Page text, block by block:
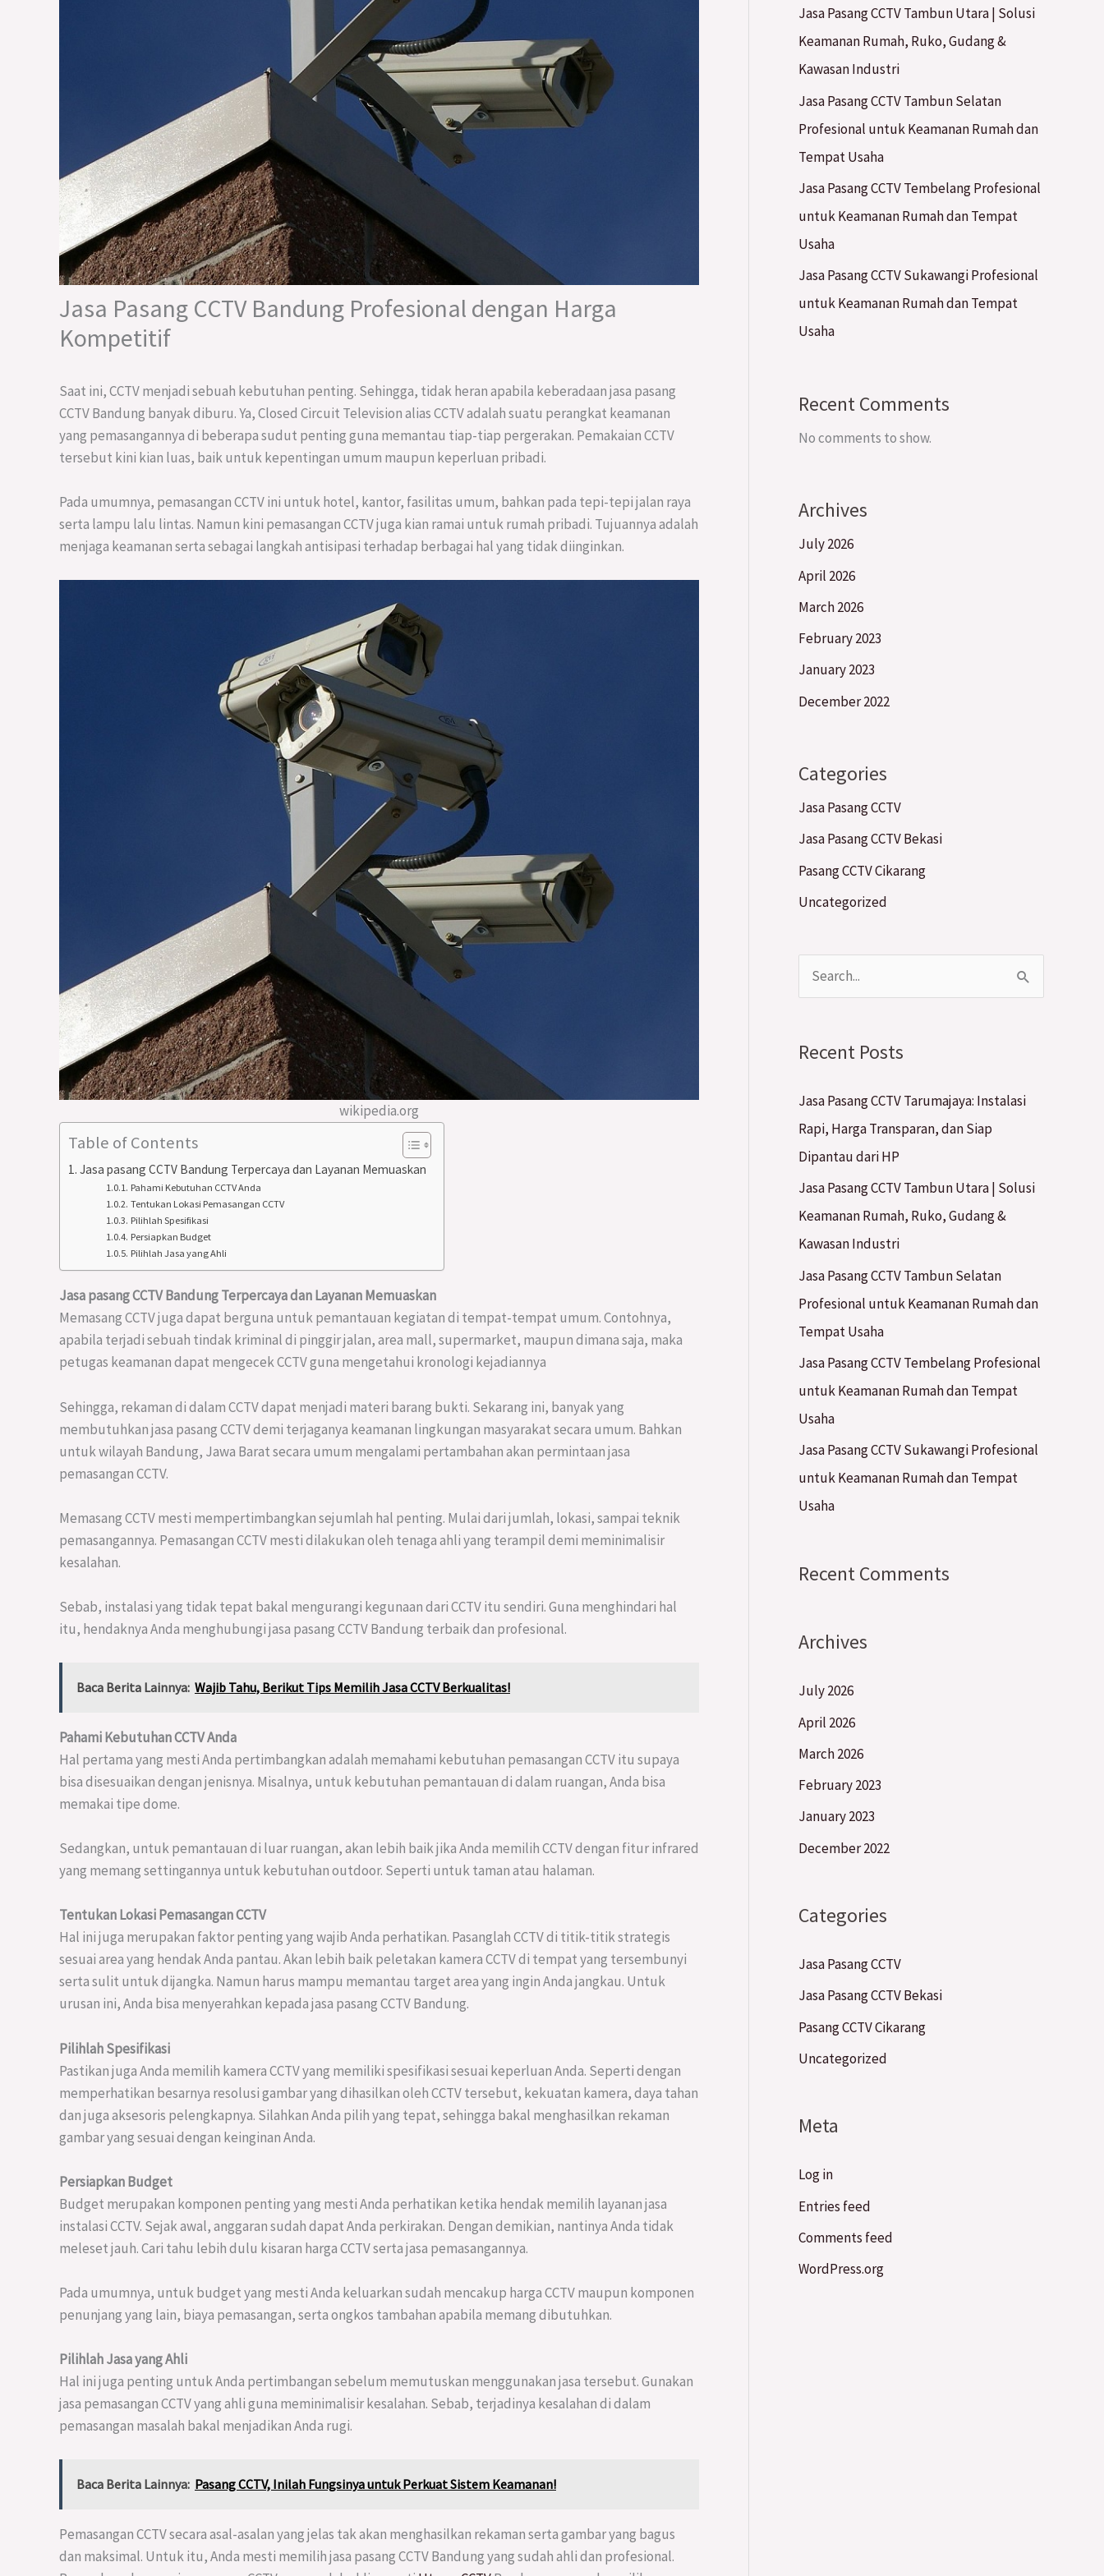
Jasa Pasang CCTV Bandung Profesional dengan Harga
Kompetitif
Saat ini, CCTV menjadi sebuah kebutuhan penting. Sehingga, tidak heran apabila keberadaan jasa pasang
CCTV Bandung banyak diburu. Ya, Closed Circuit Television alias CCTV adalah suatu perangkat keamanan
yang pemasangannya di beberapa sudut penting guna memantau tiap-tiap pergerakan. Pemakaian CCTV
tersebut kini kian luas, baik untuk kepentingan umum maupun keperluan pribadi.
Pada umumnya, pemasangan CCTV ini untuk hotel, kantor, fasilitas umum, bahkan pada tepi-tepi jalan raya
serta lampu lalu lintas. Namun kini pemasangan CCTV juga kian ramai untuk rumah pribadi. Tujuannya adalah
menjaga keamanan serta sebagai langkah antisipasi terhadap berbagai hal yang tidak diinginkan.
wikipedia.org
Table of Contents
Jasa pasang CCTV Bandung Terpercaya dan Layanan Memuaskan
Pahami Kebutuhan CCTV Anda
Tentukan Lokasi Pemasangan CCTV
Pilihlah Spesifikasi
Persiapkan Budget
Pilihlah Jasa yang Ahli
Jasa pasang CCTV Bandung Terpercaya dan Layanan Memuaskan
Memasang CCTV juga dapat berguna untuk pemantauan kegiatan di tempat-tempat umum. Contohnya,
apabila terjadi sebuah tindak kriminal di pinggir jalan, area mall, supermarket, maupun dimana saja, maka
petugas keamanan dapat mengecek CCTV guna mengetahui kronologi kejadiannya
Sehingga, rekaman di dalam CCTV dapat menjadi materi barang bukti. Sekarang ini, banyak yang
membutuhkan jasa pasang CCTV demi terjaganya keamanan lingkungan masyarakat secara umum. Bahkan
untuk wilayah Bandung, Jawa Barat secara umum mengalami pertambahan akan permintaan jasa
pemasangan CCTV.
Memasang CCTV mesti mempertimbangkan sejumlah hal penting. Mulai dari jumlah, lokasi, sampai teknik
pemasangannya. Pemasangan CCTV mesti dilakukan oleh tenaga ahli yang terampil demi meminimalisir
kesalahan.
Sebab, instalasi yang tidak tepat bakal mengurangi kegunaan dari CCTV itu sendiri. Guna menghindari hal
itu, hendaknya Anda menghubungi jasa pasang CCTV Bandung terbaik dan profesional.
Baca Berita Lainnya: Wajib Tahu, Berikut Tips Memilih Jasa CCTV Berkualitas!
Pahami Kebutuhan CCTV Anda
Hal pertama yang mesti Anda pertimbangkan adalah memahami kebutuhan pemasangan CCTV itu supaya
bisa disesuaikan dengan jenisnya. Misalnya, untuk kebutuhan pemantauan di dalam ruangan, Anda bisa
memakai tipe dome.
Sedangkan, untuk pemantauan di luar ruangan, akan lebih baik jika Anda memilih CCTV dengan fitur infrared
yang memang settingannya untuk kebutuhan outdoor. Seperti untuk taman atau halaman.
Tentukan Lokasi Pemasangan CCTV
Hal ini juga merupakan faktor penting yang wajib Anda perhatikan. Pasanglah CCTV di titik-titik strategis
sesuai area yang hendak Anda pantau. Akan lebih baik peletakan kamera CCTV di tempat yang tersembunyi
serta sulit untuk dijangka. Namun harus mampu memantau target area yang ingin Anda jangkau. Untuk
urusan ini, Anda bisa menyerahkan kepada jasa pasang CCTV Bandung.
Pilihlah Spesifikasi
Pastikan juga Anda memilih kamera CCTV yang memiliki spesifikasi sesuai keperluan Anda. Seperti dengan
memperhatikan besarnya resolusi gambar yang dihasilkan oleh CCTV tersebut, kekuatan kamera, daya tahan
dan juga aksesoris pelengkapnya. Silahkan Anda pilih yang tepat, sehingga bakal menghasilkan rekaman
gambar yang sesuai dengan keinginan Anda.
Persiapkan Budget
Budget merupakan komponen penting yang mesti Anda perhatikan ketika hendak memilih layanan jasa
instalasi CCTV. Sejak awal, anggaran sudah dapat Anda perkirakan. Dengan demikian, nantinya Anda tidak
meleset jauh. Cari tahu lebih dulu kisaran harga CCTV serta jasa pemasangannya.
Pada umumnya, untuk budget yang mesti Anda keluarkan sudah mencakup harga CCTV maupun komponen
penunjang yang lain, biaya pemasangan, serta ongkos tambahan apabila memang dibutuhkan.
Pilihlah Jasa yang Ahli
Hal ini juga penting untuk Anda pertimbangan sebelum memutuskan menggunakan jasa tersebut. Gunakan
jasa pemasangan CCTV yang ahli guna meminimalisir kesalahan. Sebab, terjadinya kesalahan di dalam
pemasangan masalah bakal menjadikan Anda rugi.
Baca Berita Lainnya: Pasang CCTV, Inilah Fungsinya untuk Perkuat Sistem Keamanan!
Pemasangan CCTV secara asal-asalan yang jelas tak akan menghasilkan rekaman serta gambar yang bagus
dan maksimal. Untuk itu, Anda mesti memilih jasa pasang CCTV Bandung yang sudah ahli dan profesional.
Jasa Pasang CCTV Tambun Utara | Solusi
Keamanan Rumah, Ruko, Gudang &
Kawasan Industri
Jasa Pasang CCTV Tambun Selatan
Profesional untuk Keamanan Rumah dan
Tempat Usaha
Jasa Pasang CCTV Tembelang Profesional
untuk Keamanan Rumah dan Tempat
Usaha
Jasa Pasang CCTV Sukawangi Profesional
untuk Keamanan Rumah dan Tempat
Usaha
Recent Comments
No comments to show.
Archives
July 2026
April 2026
March 2026
February 2023
January 2023
December 2022
Categories
Jasa Pasang CCTV
Jasa Pasang CCTV Bekasi
Pasang CCTV Cikarang
Uncategorized
r
c
h
f
Recent Posts
Jasa Pasang CCTV Tarumajaya: Instalasi
Rapi, Harga Transparan, dan Siap
Dipantau dari HP
Jasa Pasang CCTV Tambun Utara | Solusi
Keamanan Rumah, Ruko, Gudang &
Kawasan Industri
Jasa Pasang CCTV Tambun Selatan
Profesional untuk Keamanan Rumah dan
Tempat Usaha
Jasa Pasang CCTV Tembelang Profesional
untuk Keamanan Rumah dan Tempat
Usaha
Jasa Pasang CCTV Sukawangi Profesional
untuk Keamanan Rumah dan Tempat
Usaha
Recent Comments
Archives
July 2026
April 2026
March 2026
February 2023
January 2023
December 2022
Categories
Jasa Pasang CCTV
Jasa Pasang CCTV Bekasi
Pasang CCTV Cikarang
Uncategorized
Meta
Log in
Entries feed
Comments feed
WordPress.org